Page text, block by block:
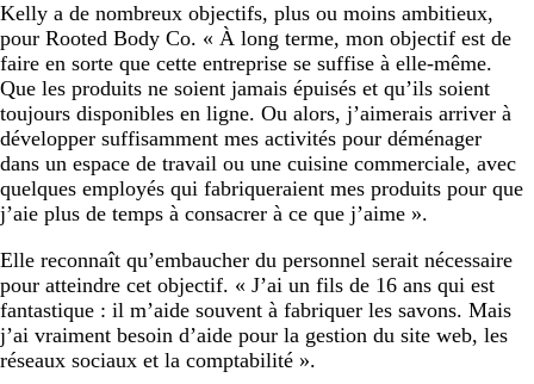
Kelly a de nombreux objectifs, plus ou moins ambitieux,
pour Rooted Body Co. « À long terme, mon objectif est de
faire en sorte que cette entreprise se suffise à elle-même.
Que les produits ne soient jamais épuisés et qu’ils soient
toujours disponibles en ligne. Ou alors, j’aimerais arriver à
développer suffisamment mes activités pour déménager
dans un espace de travail ou une cuisine commerciale, avec
quelques employés qui fabriqueraient mes produits pour que
j’aie plus de temps à consacrer à ce que j’aime ».
Elle reconnaît qu’embaucher du personnel serait nécessaire
pour atteindre cet objectif. « J’ai un fils de 16 ans qui est
fantastique : il m’aide souvent à fabriquer les savons. Mais
j’ai vraiment besoin d’aide pour la gestion du site web, les
réseaux sociaux et la comptabilité ».